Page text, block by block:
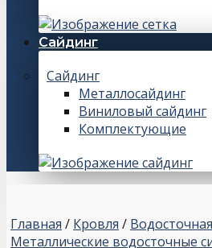
Сайдинг
Сайдинг
Металлосайдинг
Виниловый сайдинг
Комплектующие
Главная / Кровля /
Металлические водосточные